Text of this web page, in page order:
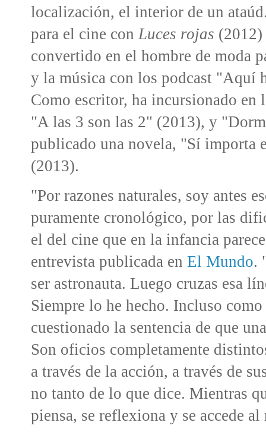
localización, el interior de un
para el cine conLuces rojas
convertido en el hombre de moda
y la música con los podcast "Aquí
Como escritor, ha incursionado
"A las 3 son las 2" (2013), y
publicado una novela, "Sí importa
(2013).
"Por razones naturales, soy antes
puramente cronológico, por las
el del cine que en la infancia
entrevista publicada en El Mundo.
ser astronauta. Luego cruzas esa
Siempre lo he hecho. Incluso
cuestionado la sentencia de que
Son oficios completamente
a través de la acción, a través de
no tanto de lo que dice. Mientras
piensa, se reflexiona y se accede